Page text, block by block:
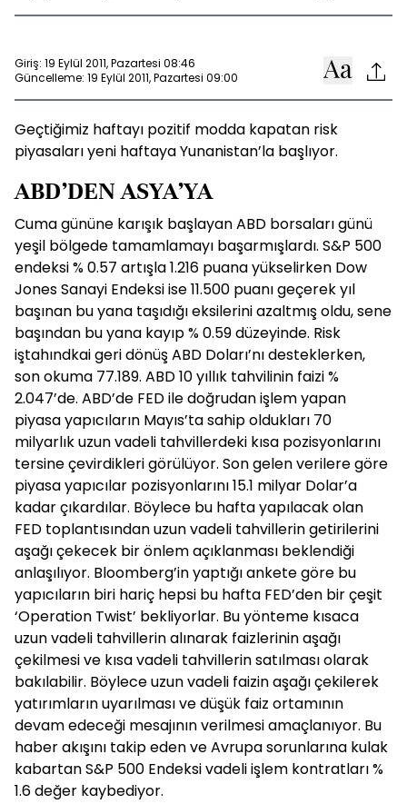
Giriş: 19 Eylül 2011, Pazartesi 08:46
Güncelleme: 19 Eylül 2011, Pazartesi 09:00
Geçtiğimiz haftayı pozitif modda kapatan risk
piyasaları yeni haftaya Yunanistan’la başlıyor.
ABD’DEN ASYA’YA
Cuma gününe karışık başlayan ABD borsaları günü
yeşil bölgede tamamlamayı başarmışlardı. S&P 500
endeksi % 0.57 artışla 1.216 puana yükselirken Dow
Jones Sanayi Endeksi ise 11.500 puanı geçerek yıl
başınan bu yana taşıdığı eksilerini azaltmış oldu, sene
başından bu yana kayıp % 0.59 düzeyinde. Risk
iştahındkai geri dönüş ABD Doları’nı desteklerken,
son okuma 77.189. ABD 10 yıllık tahvilinin faizi %
2.047’de. ABD’de FED ile doğrudan işlem yapan
piyasa yapıcıların Mayıs’ta sahip oldukları 70
milyarlık uzun vadeli tahvillerdeki kısa pozisyonlarını
tersine çevirdikleri görülüyor. Son gelen verilere göre
piyasa yapıcılar pozisyonlarını 15.1 milyar Dolar’a
kadar çıkardılar. Böylece bu hafta yapılacak olan
FED toplantısından uzun vadeli tahvillerin getirilerini
aşağı çekecek bir önlem açıklanması beklendiği
anlaşılıyor. Bloomberg’in yaptığı ankete göre bu
yapıcıların biri hariç hepsi bu hafta FED’den bir çeşit
‘Operation Twist’ bekliyorlar. Bu yönteme kısaca
uzun vadeli tahvillerin alınarak faizlerinin aşağı
çekilmesi ve kısa vadeli tahvillerin satılması olarak
bakılabilir. Böylece uzun vadeli faizin aşağı çekilerek
yatırımların uyarılması ve düşük faiz ortamının
devam edeceği mesajının verilmesi amaçlanıyor. Bu
haber akışını takip eden ve Avrupa sorunlarına kulak
kabartan S&P 500 Endeksi vadeli işlem kontratları %
1.6 değer kaybediyor.